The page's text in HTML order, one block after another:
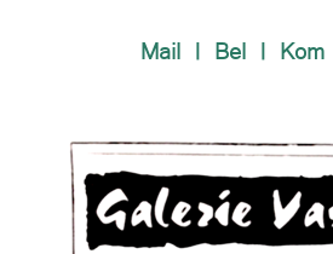
Mail | Bel | Kom